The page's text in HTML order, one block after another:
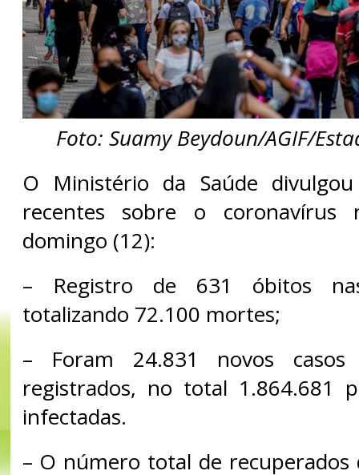
Foto: Suamy Beydoun/AGIF/
O Ministério da Saúde
recentes sobre o coronavírus
domingo (12):
– Registro de 631 óbitos
totalizando 72.100 mortes;
– Foram 24.831 novos casos
registrados, no total 1.864.681
infectadas.
– O número total de recuperados